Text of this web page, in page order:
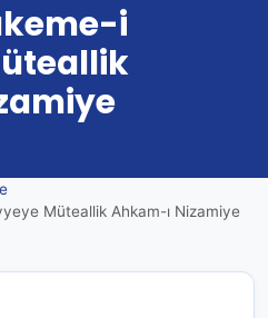
i
Müteallik Ahkam-ı Nizamiye